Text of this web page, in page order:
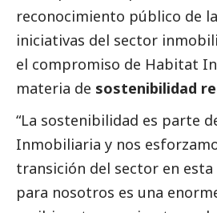
reconocimiento público de
iniciativas del sector
el compromiso de Habitat
materia de sostenibilidad
“La sostenibilidad es parte
Inmobiliaria y nos
transición del sector en
para nosotros es una